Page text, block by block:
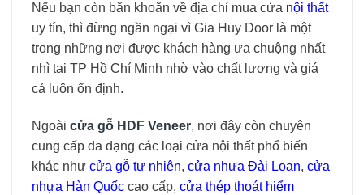
Nếu bạn còn băn khoăn về địa chỉ mua cửa nội thất
uy tín, thì đừng ngần ngại vì Gia Huy Door là một
trong những nơi được khách hàng ưa chuộng nhất
nhì tại TP Hồ Chí Minh nhờ vào chất lượng và giá
cả luôn ổn định.
Ngoài cửa gỗ HDF Veneer, nơi đây còn chuyên
cung cấp đa dạng các loại cửa nội thất phổ biến
khác như cửa gỗ tự nhiên, cửa nhựa Đài Loan, cửa
nhựa Hàn Quốc cao cấp, cửa thép thoát hiểm